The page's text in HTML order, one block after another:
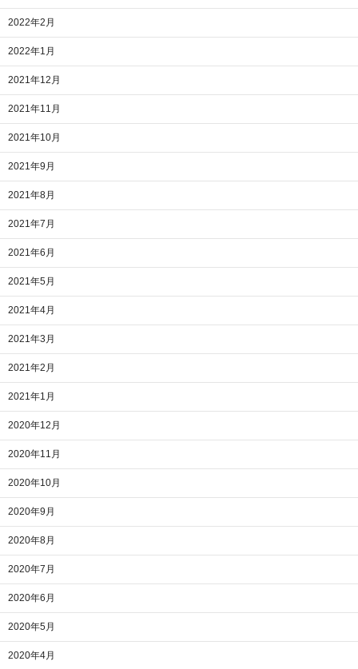
2022年2月
2022年1月
2021年12月
2021年11月
2021年10月
2021年9月
2021年8月
2021年7月
2021年6月
2021年5月
2021年4月
2021年3月
2021年2月
2021年1月
2020年12月
2020年11月
2020年10月
2020年9月
2020年8月
2020年7月
2020年6月
2020年5月
2020年4月